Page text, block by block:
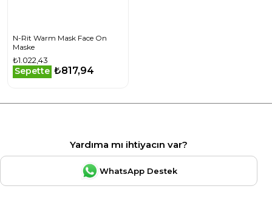
N-Rit Warm Mask Face On
Maske
₺1.022,43
Sepette ₺817,94
Yardıma mı ihtiyacın var?
WhatsApp Destek